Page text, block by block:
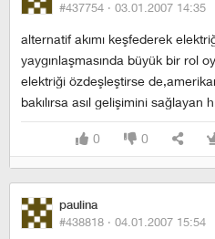
#437754 · 03.01.2007 14:35
alternatif akımı keşfederek
yaygınlaşmasında büyük bir rol
elektriği özdeşleştirse
bakılırsa asıl gelişimini sağlayan
0 0
paulina
#438818 · 04.01.2007 15:54